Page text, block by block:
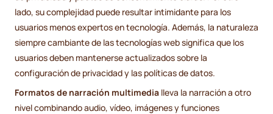
lado, su complejidad puede resultar intimidante para los
usuarios menos expertos en tecnología. Además, la naturaleza
siempre cambiante de las tecnologías web significa que los
usuarios deben mantenerse actualizados sobre la
configuración de privacidad y las políticas de datos.
Formatos de narración multimedia lleva la narración a otro
nivel combinando audio, vídeo, imágenes y funciones